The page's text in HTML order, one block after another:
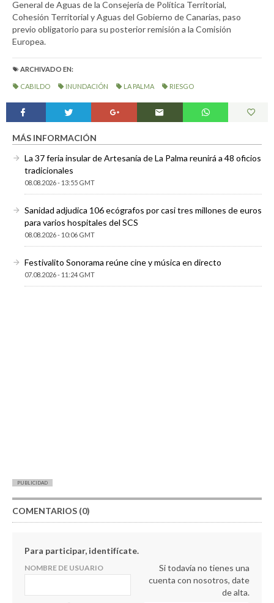
General de Aguas de la Consejería de Política Territorial,
Cohesión Territorial y Aguas del Gobierno de Canarias, paso
previo obligatorio para su posterior remisión a la Comisión
Europea.
ARCHIVADO EN:
CABILDO INUNDACIÓN LA PALMA RIESGO
MÁS INFORMACIÓN
La 37 feria insular de Artesanía de La Palma reunirá a 48 oficios
tradicionales
08.08.2026 - 13:55 GMT
Sanidad adjudica 106 ecógrafos por casi tres millones de euros
para varios hospitales del SCS
08.08.2026 - 10:06 GMT
Festivalito Sonorama reúne cine y música en directo
07.08.2026 - 11:24 GMT
PUBLICIDAD
COMENTARIOS (0)
Para participar, identifícate.
NOMBRE DE USUARIO
Si todavía no tienes una
cuenta con nosotros, date
de alta.